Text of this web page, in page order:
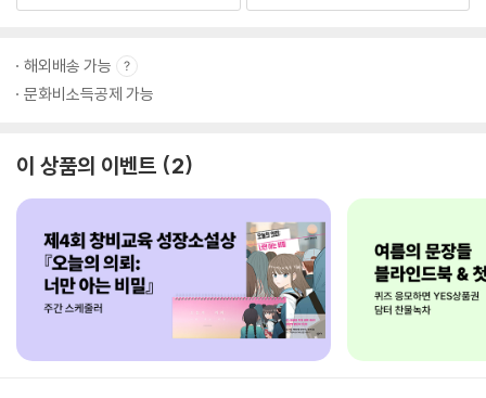
해외배송 가능
문화비소득공제 가능
이 상품의 이벤트 2